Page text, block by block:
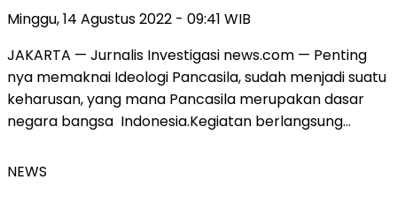
Minggu, 14 Agustus 2022 - 09:41 WIB
JAKARTA — Jurnalis Investigasi news.com — Penting
nya memaknai Ideologi Pancasila, sudah menjadi suatu
keharusan, yang mana Pancasila merupakan dasar
negara bangsa Indonesia.Kegiatan berlangsung…
NEWS